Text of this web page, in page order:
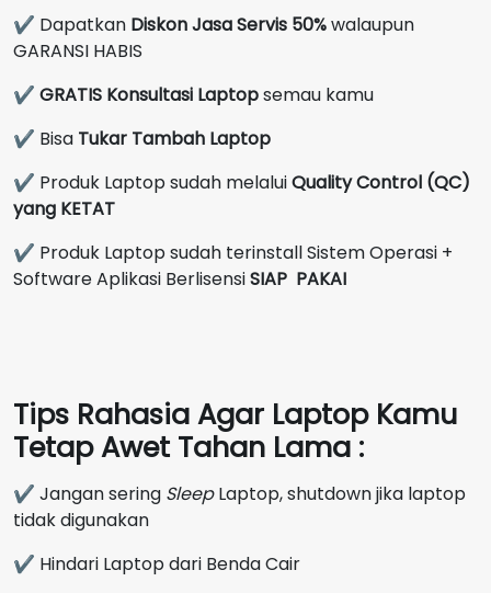
✔ Dapatkan Diskon Jasa Servis 50%walaupun
GARANSI HABIS
✔ GRATIS Konsultasi Laptopsemau kamu
✔ Bisa Tukar Tambah Laptop
✔ Produk Laptop sudah melaluiQuality Control (QC)
yang KETAT
✔ Produk Laptop sudah terinstall Sistem Operasi +
Software Aplikasi BerlisensiSIAP PAKAI
Tips Rahasia Agar Laptop Kamu
Tetap Awet Tahan Lama :
✔ Jangan sering SleepLaptop, shutdown jika laptop
tidak digunakan
✔ Hindari Laptop dari Benda Cair